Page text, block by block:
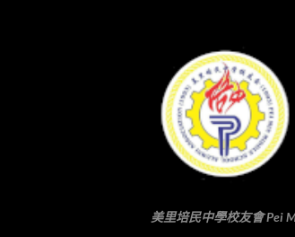
美里培民中學校友會 Pei